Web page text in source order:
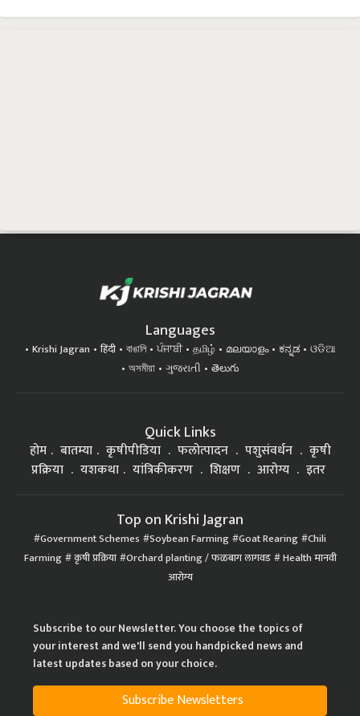
Languages
Krishi Jagran हिंदी বাঙালি ਪੰਜਾਬੀ தமிழ் മലയാളം ಕನ್ನಡ
ଓଡିଆ
অসমীয়া
ગુજરાતી తెలుగు
Quick Links
होम बातम्या कृषीपीडिया फलोत्पादन पशुसंवर्धन
कृषी
प्रक्रिया
यशकथा यांत्रिकीकरण शिक्षण आरोग्य इतर
Top on Krishi Jagran
Government Schemes Soybean Farming Goat Rearing Chili
Farming कृषी प्रक्रिया Orchard planting / फळबाग लागवड Health मानवी
आरोग्य
Subscribe to our Newsletter. You choose the topics of
your interest and we'll send you handpicked news and
latest updates based on your choice.
Subscribe Newsletters